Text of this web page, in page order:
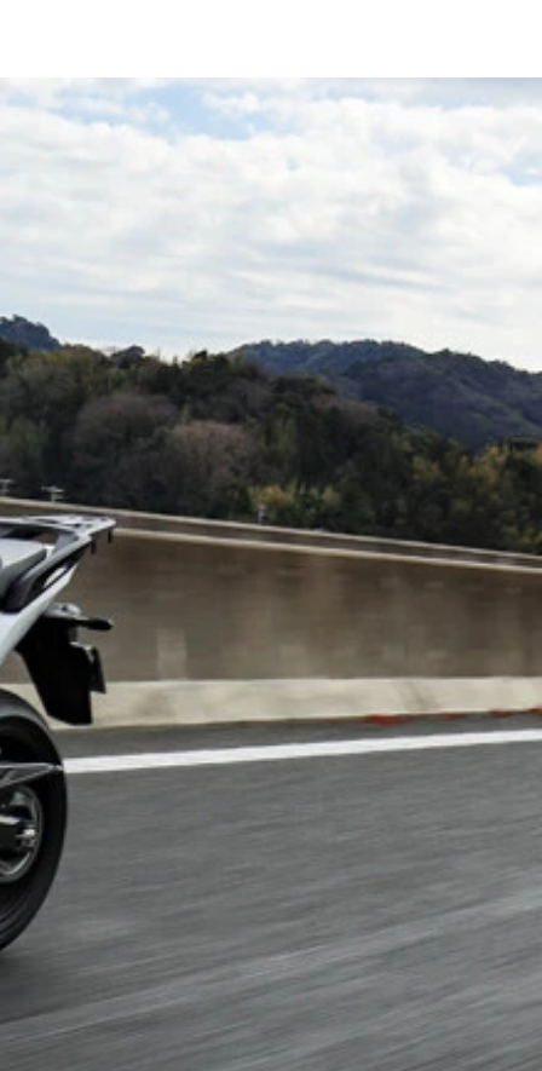
年に登場。当時の若者を熱狂させた
、ホンダでは初となる
共通？
プレスフレームで胴長短足スタイルを再現